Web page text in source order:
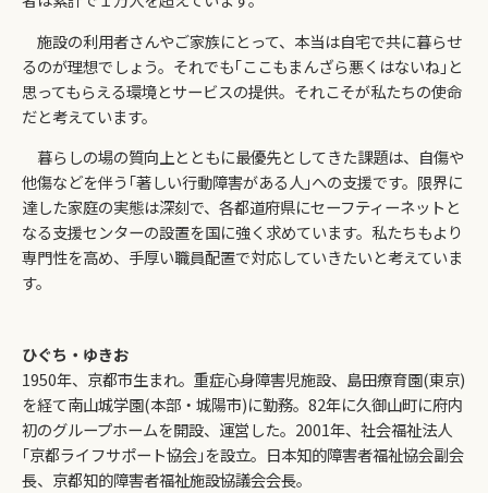
施設の利用者さんやご家族にとって、本当は自宅で共に暮らせ
るのが理想でしょう。それでも｢ここもまんざら悪くはないね｣と
思ってもらえる環境とサービスの提供。それこそが私たちの使命
だと考えています。
暮らしの場の質向上とともに最優先としてきた課題は、自傷や
他傷などを伴う｢著しい行動障害がある人｣への支援です。限界に
達した家庭の実態は深刻で、各都道府県にセーフティーネットと
なる支援センターの設置を国に強く求めています。私たちもより
専門性を高め、手厚い職員配置で対応していきたいと考えていま
す。
ひぐち・ゆきお
1950年、京都市生まれ。重症心身障害児施設、島田療育園(東京)
を経て南山城学園(本部・城陽市)に勤務。82年に久御山町に府内
初のグループホームを開設、運営した。2001年、社会福祉法人
｢京都ライフサポート協会｣を設立。日本知的障害者福祉協会副会
長、京都知的障害者福祉施設協議会会長。